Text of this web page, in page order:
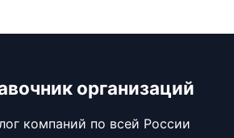
организаций
компаний по всей России